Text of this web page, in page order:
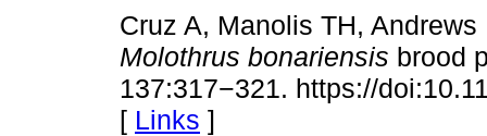
Cruz A, Manolis TH,
Molothrus bonariensis brood
137:317−321. https://
[ Links ]